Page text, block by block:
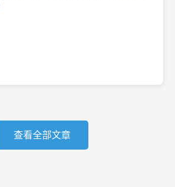
查看全部文章